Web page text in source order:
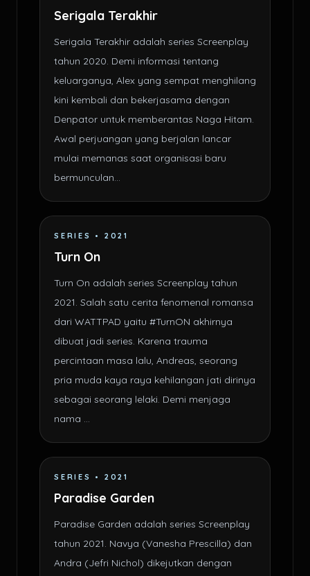
Serigala Terakhir
Serigala Terakhir adalah series Screenplay
tahun 2020. Demi informasi tentang
keluarganya, Alex yang sempat menghilang
kini kembali dan bekerjasama dengan
Denpator untuk memberantas Naga Hitam.
Awal perjuangan yang berjalan lancar
mulai memanas saat organisasi baru
bermunculan...
SERIES • 2021
Turn On
Turn On adalah series Screenplay tahun
2021. Salah satu cerita fenomenal romansa
dari WATTPAD yaitu #TurnON akhirnya
dibuat jadi series. Karena trauma
percintaan masa lalu, Andreas, seorang
pria muda kaya raya kehilangan jati dirinya
sebagai seorang lelaki. Demi menjaga
nama ...
SERIES • 2021
Paradise Garden
Paradise Garden adalah series Screenplay
tahun 2021. Navya (Vanesha Prescilla) dan
Andra (Jefri Nichol) dikejutkan dengan